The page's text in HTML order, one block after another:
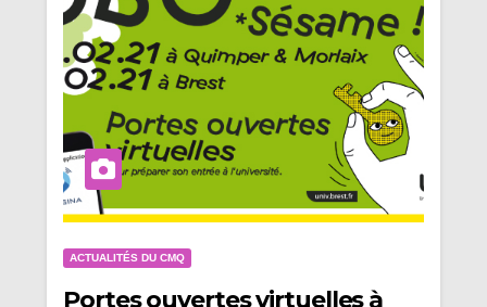
ACTUALITÉS DU CMQ
Portes ouvertes virtuelles à